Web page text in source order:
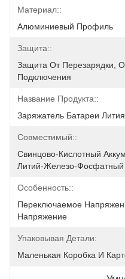
Материал::
Алюминиевый Профиль
Защита::
Защита От Перезарядки,
Подключения
Название Продукта::
Заряжатель Батареи Лития
Совместимый::
Свинцово-Кислотный
Литий-Железо-Фосфатный
Особенность::
Переключаемое
Напряжение
Упаковывая Детали:
Маленькая Коробка И